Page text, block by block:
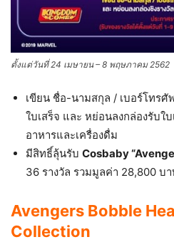
ตั้งแต่วันที่ 24 เมษายน – 8 พฤษภาคม 2562
เขียน ชื่อ-นามสกุล / เบอร์โทร
ใบเสร็จ และ หย่อนลงกล่องรับใ
อาหารและเครื่องดื่ม
มีสิทธิ์ลุ้นรับ Cosbaby
36 รางวัล รวมมูลค่า 28,800 บ
Avengers Bobble
Collection